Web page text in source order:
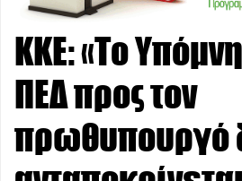
ΚΚΕ: «Το
ΠΕΔ προς τον
πρωθυπουργό